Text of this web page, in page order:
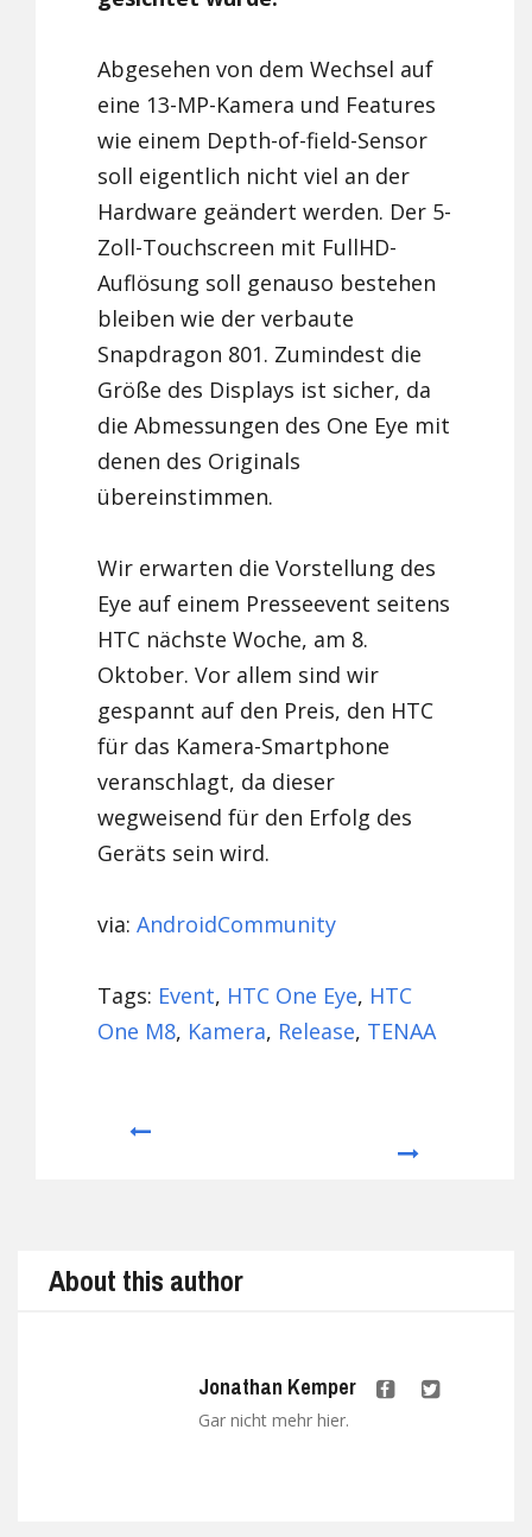
Abgesehen von dem Wechsel auf
eine 13-MP-Kamera und Features
wie einem Depth-of-field-Sensor
soll eigentlich nicht viel an der
Hardware geändert werden. Der 5-
Zoll-Touchscreen mit FullHD-
Auflösung soll genauso bestehen
bleiben wie der verbaute
Snapdragon 801. Zumindest die
Größe des Displays ist sicher, da
die Abmessungen des One Eye mit
denen des Originals
übereinstimmen.
Wir erwarten die Vorstellung des
Eye auf einem Presseevent seitens
HTC nächste Woche, am 8.
Oktober. Vor allem sind wir
gespannt auf den Preis, den HTC
für das Kamera-Smartphone
veranschlagt, da dieser
wegweisend für den Erfolg des
Geräts sein wird.
via:AndroidCommunity
Tags: Event, HTC One Eye, HTC
One M8, Kamera, Release, TENAA
About this author
Jonathan Kemper
Gar nicht mehr hier.